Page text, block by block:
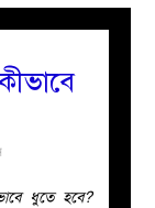
ধুতে হবে?